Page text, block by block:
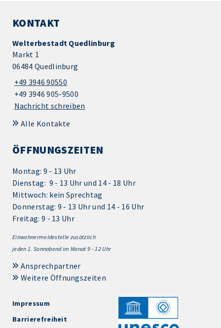
KONTAKT
Welterbestadt Quedlinburg
Markt 1
06484 Quedlinburg
+49 3946 90550
+49 3946 905-9500
Nachricht schreiben
Alle Kontakte
ÖFFNUNGSZEITEN
Montag: 9 - 13 Uhr
Dienstag: 9 - 13 Uhr und 14 - 18 Uhr
Mittwoch: kein Sprechtag
Donnerstag: 9 - 13 Uhr und 14 - 16 Uhr
Freitag: 9 - 13 Uhr
Einwohnermeldestelle zusätzlich
jeden 1. Sonnabend im Monat 9 - 12 Uhr
Ansprechpartner
Weitere Öffnungszeiten
Impressum
Barrierefreiheit